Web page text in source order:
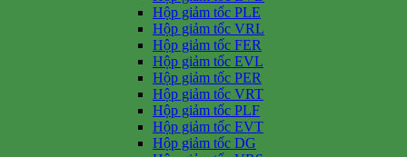
Hộp giảm tốc PLE
Hộp giảm tốc VRL
Hộp giảm tốc FER
Hộp giảm tốc EVL
Hộp giảm tốc PER
Hộp giảm tốc VRT
Hộp giảm tốc PLF
Hộp giảm tốc EVT
Hộp giảm tốc DG